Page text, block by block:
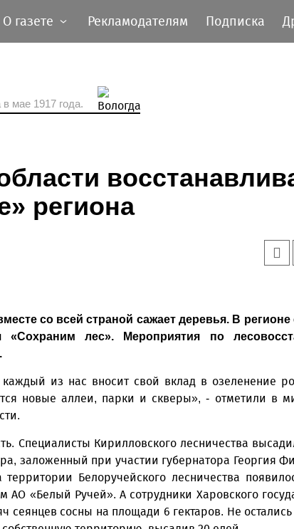
О газете Рекламодателям Подписка
мае 1917 года.
региона
со всей страной сажает деревья. В регионе
«Сохраним лес». Мероприятия по
из нас вносит свой вклад в озеленение
новые аллеи, парки и скверы», - отметили в
Специалисты Кирилловского лесничества
заложенный при участии губернатора Георгия
Белоручейского лесничества
АО «Белый Ручей». А сотрудники Харовского
сеянцев сосны на площади 6 гектаров. Не